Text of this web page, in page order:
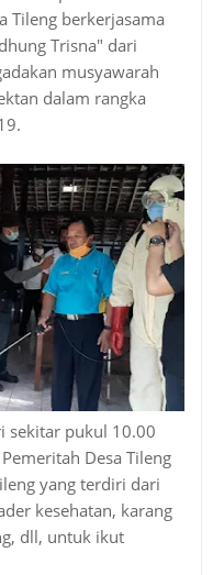
Tileng berkerjasama
Trisna" dari
musyawarah
dalam rangka
sekitar pukul 10.00
Desa Tileng
yang terdiri dari
kesehatan, karang
dll, untuk ikut